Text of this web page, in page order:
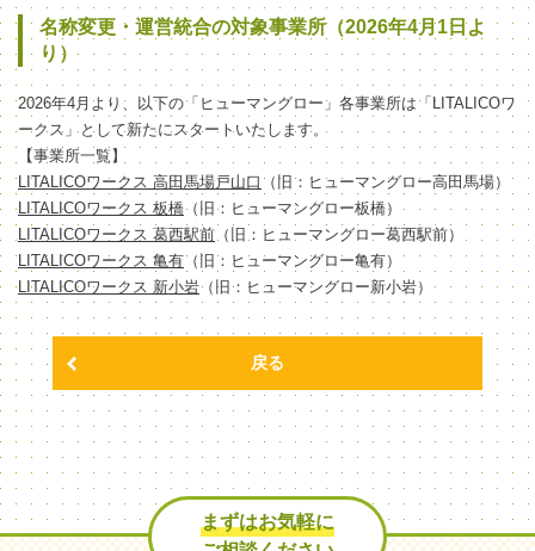
名称変更・運営統合の対象事業所（2026年4月1日よ
り）
2026年4月より、以下の「ヒューマングロー」各事業所は「LITALICOワ
ークス」として新たにスタートいたします。
【事業所一覧】
LITALICOワークス 高田馬場戸山口 （旧：ヒューマングロー高田馬場）
LITALICOワークス 板橋（旧：ヒューマングロー板橋）
LITALICOワークス 葛西駅前 （旧：ヒューマングロー葛西駅前）
LITALICOワークス 亀有（旧：ヒューマングロー亀有）
LITALICOワークス 新小岩（旧：ヒューマングロー新小岩）
戻る
まずはお気軽に